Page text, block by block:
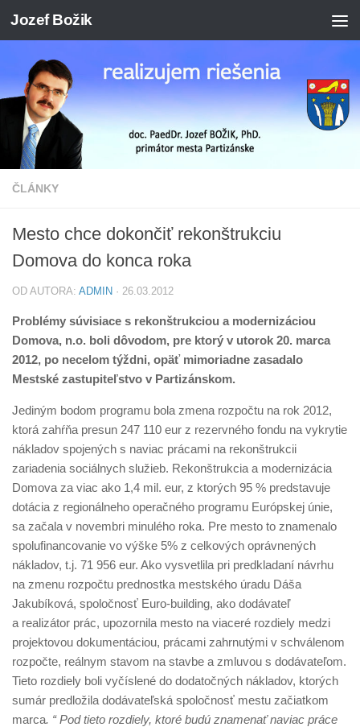
Preskočiť na obsah
Jozef Božik
ČLÁNKY
Mesto chce dokončiť rekonštrukciu
Domova do konca roka
OD AUTORA: ADMIN · 26.03.2012
Problémy súvisiace s rekonštrukciou a modernizáciou
Domova, n.o. boli dôvodom, pre ktorý v utorok 20. marca
2012, po necelom týždni, opäť mimoriadne zasadalo
Mestské zastupiteľstvo v Partizánskom.
Jediným bodom programu bola zmena rozpočtu na rok 2012,
ktorá zahŕňa presun 247 110 eur z rezervného fondu na vykrytie
nákladov spojených s naviac prácami na rekonštrukcii
zariadenia sociálnych služieb. Rekonštrukcia a modernizácia
Domova za viac ako 1,4 mil. eur, z ktorých 95 % predstavuje
dotácia z regionálneho operačného programu Európskej únie,
sa začala v novembri minulého roka. Pre mesto to znamenalo
spolufinancovanie vo výške 5% z celkových oprávnených
nákladov, t.j. 71 956 eur. Ako vysvetlila pri predkladaní návrhu
na zmenu rozpočtu prednostka mestského úradu Dáša
Jakubíková, spoločnosť Euro-building, ako dodávateľ
a realizátor prác, upozornila mesto na viaceré rozdiely medzi
projektovou dokumentáciou, prácami zahrnutými v schválenom
rozpočte, reálnym stavom na stavbe a zmluvou s dodávateľom.
Tieto rozdiely boli vyčíslené do dodatočných nákladov, ktorých
sumár predložila dodávateľská spoločnosť mestu začiatkom
marca. “ Pod tieto rozdiely, ktoré budú znamenať naviac práce